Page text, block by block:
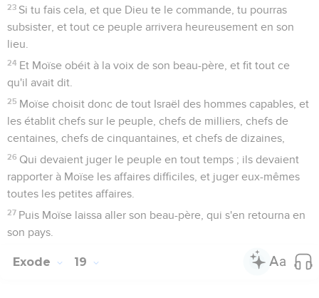
23 Si tu fais cela, et que Dieu te le commande, tu pourras
subsister, et tout ce peuple arrivera heureusement en son
lieu.
24 Et Moïse obéit à la voix de son beau-père, et fit tout ce
qu'il avait dit.
25 Moïse choisit donc de tout Israël des hommes capables, et
les établit chefs sur le peuple, chefs de milliers, chefs de
centaines, chefs de cinquantaines, et chefs de dizaines,
26 Qui devaient juger le peuple en tout temps ; ils devaient
rapporter à Moïse les affaires difficiles, et juger eux-mêmes
toutes les petites affaires.
27 Puis Moïse laissa aller son beau-père, qui s'en retourna en
son pays.
Exode 19